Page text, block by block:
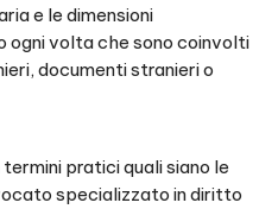
e le dimensioni
ogni volta che sono coinvolti
documenti stranieri o
pratici quali siano le
specializzato in diritto